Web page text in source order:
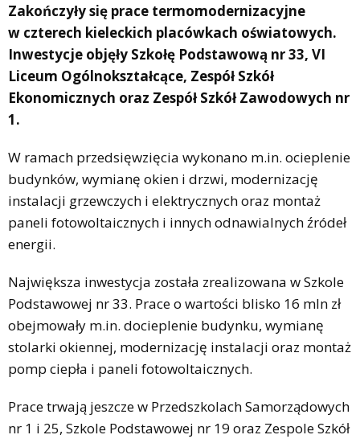
Zakończyły się prace termomodernizacyjne
w czterech kieleckich placówkach oświatowych.
Inwestycje objęły Szkołę Podstawową nr 33, VI
Liceum Ogólnokształcące, Zespół Szkół
Ekonomicznych oraz Zespół Szkół Zawodowych nr
1.
W ramach przedsięwzięcia wykonano m.in. ocieplenie
budynków, wymianę okien i drzwi, modernizację
instalacji grzewczych i elektrycznych oraz montaż
paneli fotowoltaicznych i innych odnawialnych źródeł
energii.
Największa inwestycja została zrealizowana w Szkole
Podstawowej nr 33. Prace o wartości blisko 16 mln zł
obejmowały m.in. docieplenie budynku, wymianę
stolarki okiennej, modernizację instalacji oraz montaż
pomp ciepła i paneli fotowoltaicznych.
Prace trwają jeszcze w Przedszkolach Samorządowych
nr 1 i 25, Szkole Podstawowej nr 19 oraz Zespole Szkół